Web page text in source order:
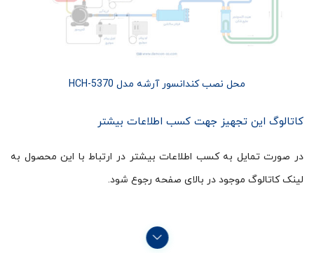
محل نصب کندانسور آرشه مدل HCH-5370
کاتالوگ این تجهیز جهت کسب اطلاعات بیشتر
در صورت تمایل به کسب اطلاعات بیشتر در ارتباط با این محصول به
لینک کاتالوگ موجود در بالای صفحه رجوع شود.